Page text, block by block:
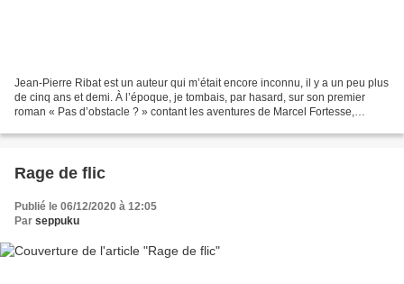
Jean-Pierre Ribat est un auteur qui m’était encore inconnu, il y a un peu plus
de cinq ans et demi. À l’époque, je tombais, par hasard, sur son premier
roman « Pas d’obstacle ? » contant les aventures de Marcel Fortesse,
Rage de flic
Publié le 06/12/2020 à 12:05
Par seppuku